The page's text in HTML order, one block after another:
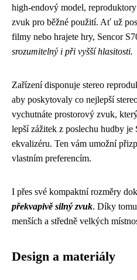
high-endový model,
zvuk pro běžné použití. Ať už
filmy nebo hrajete hry, Sencor
srozumitelný i při vyšší hlasitosti.
Zařízení disponuje stereo
aby poskytovaly co nejlepší
vychutnáte prostorový zvuk,
lepší zážitek z poslechu hudby
ekvalizéru. Ten vám umožní
vlastním preferencím.
I přes své kompaktní rozměry
překvapivě silný zvuk. Díky
menších a středně velkých
Design a materiály